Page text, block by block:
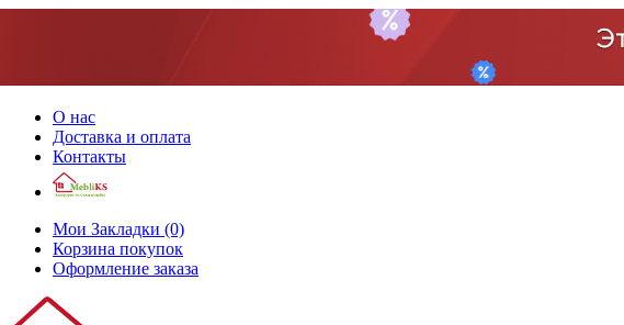
О нас
Доставка и оплата
Контакты
Мои Закладки (0)
Корзина покупок
Оформление заказа